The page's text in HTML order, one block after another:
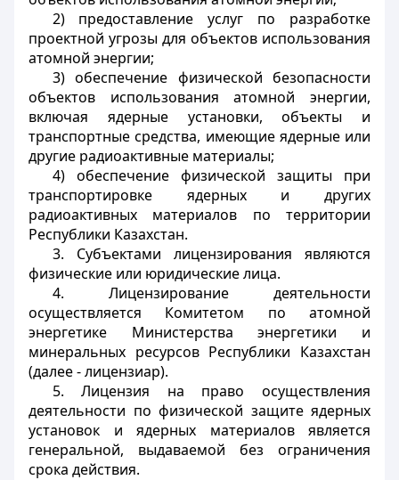
2) предоставление услуг по разработке
проектной угрозы для объектов использования
атомной энергии;
3) обеспечение физической безопасности
объектов использования атомной энергии,
включая ядерные установки, объекты и
транспортные средства, имеющие ядерные или
другие радиоактивные материалы;
4) обеспечение физической защиты при
транспортировке ядерных и других
радиоактивных материалов по территории
Республики Казахстан.
3. Субъектами лицензирования являются
физические или юридические лица.
4. Лицензирование деятельности
осуществляется Комитетом по атомной
энергетике Министерства энергетики и
минеральных ресурсов Республики Казахстан
(далее - лицензиар).
5. Лицензия на право осуществления
деятельности по физической защите ядерных
установок и ядерных материалов является
генеральной, выдаваемой без ограничения
срока действия.